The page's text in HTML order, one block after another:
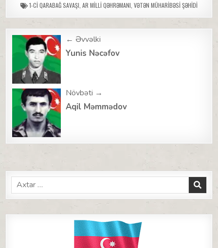
1-CI QARABAĞ SAVAŞI AR MILLI QƏHRƏMANI VƏTƏN MÜHARIBƏSI ŞƏHIDI
Post
navigation
← Əvvəlki
Yunis Nəcəfov
Növbəti →
Aqil Məmmədov
Search
for: